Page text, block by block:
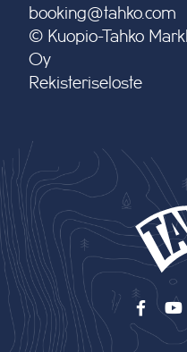
booking@tahko.com
© Kuopio-Tahko
Oy
Rekisteriseloste